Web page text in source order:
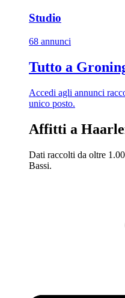
Studio
68 annunci
Tutto a
Accedi agli annunci
unico posto.
Affitti a
Dati raccolti da oltre
Bassi.